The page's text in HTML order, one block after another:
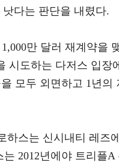
다는 판단을 내렸다.
만 달러 재계약을
시도하는 다저스 입장
모두 외면하고 1년
하스는 신시내티 레즈
2012년에야 트리플